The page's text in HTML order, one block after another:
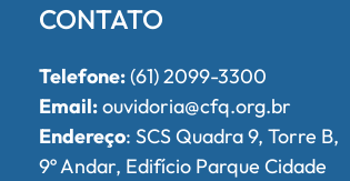
CONTATO
Telefone:(61) 2099-3300
Email:ouvidoria@cfq.org.br
Endereço: SCS Quadra 9, Torre B,
9º Andar, Edifício Parque Cidade